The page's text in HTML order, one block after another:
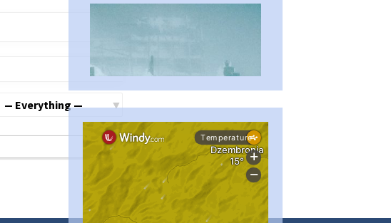
#PipIvanToday...
pimrec_project